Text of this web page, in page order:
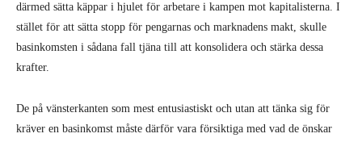
därmed sätta käppar i hjulet för arbetare i kampen mot kapitalisterna. I
stället för att sätta stopp för pengarnas och marknadens makt, skulle
basinkomsten i sådana fall tjäna till att konsolidera och stärka dessa
krafter.
De på vänsterkanten som mest entusiastiskt och utan att tänka sig för
kräver en basinkomst måste därför vara försiktiga med vad de önskar